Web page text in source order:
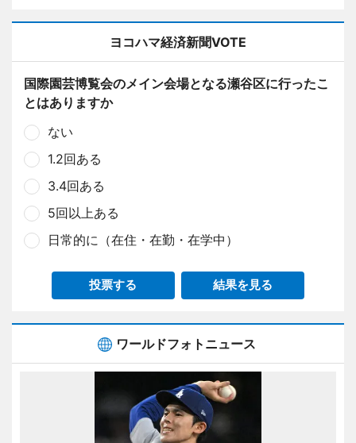
ヨコハマ経済新聞VOTE
国際園芸博覧会のメイン会場となる瀬谷区に行ったこ
とはありますか
ない
1.2回ある
3.4回ある
5回以上ある
日常的に（在住・在勤・在学中）
投票する 結果を見る
ワールドフォトニュース